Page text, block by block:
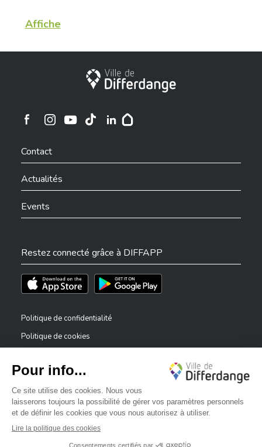
Affiche
Ville de Differdange
Ville de Differdange sur Instagram
Contact
Actualités
Events
Restez connecté grâce à DIFFAPP
Téléchargez l'app sur l'App StoreTéléchargez l'app sur Play Store
Politique de confidentialité
Politique de cookies
Déclaration d’accessibilité
Dispositif de signalement — lanceurs d’alerte
✕
Bonjour, comment puis-je vous aider ?